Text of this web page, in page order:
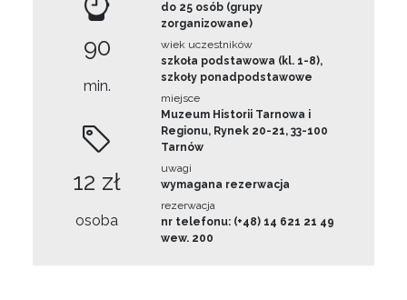
90
min.
12 zł
osoba
do 25 osób (grupy
zorganizowane)
wiek uczestników
szkoła podstawowa (kl. 1-8),
szkoły ponadpodstawowe
miejsce
Muzeum Historii Tarnowa i
Regionu, Rynek 20-21, 33-100
Tarnów
uwagi
wymagana rezerwacja
rezerwacja
nr telefonu: (+48) 14 621 21 49
wew. 200